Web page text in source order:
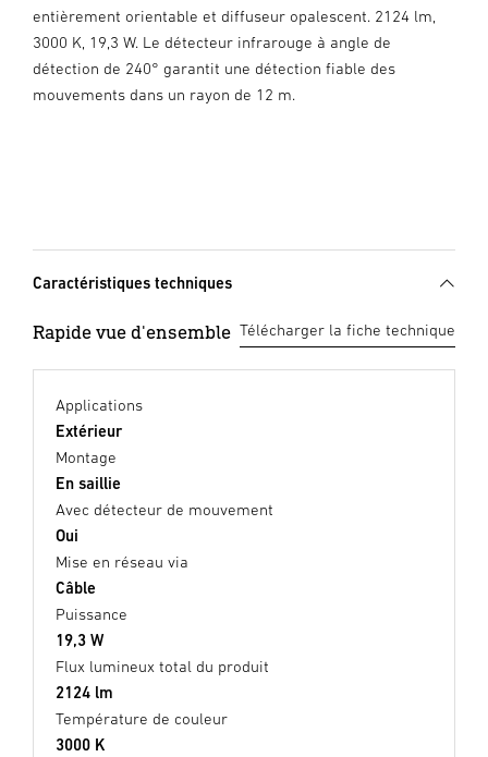
entièrement orientable et diffuseur opalescent. 2124 lm,
3000 K, 19,3 W. Le détecteur infrarouge à angle de
détection de 240° garantit une détection fiable des
mouvements dans un rayon de 12 m.
Caractéristiques techniques
Rapide vue d'ensemble Télécharger la fiche technique
Applications
Extérieur
Montage
En saillie
Avec détecteur de mouvement
Oui
Mise en réseau via
Câble
Puissance
19,3 W
Flux lumineux total du produit
2124 lm
Température de couleur
3000 K